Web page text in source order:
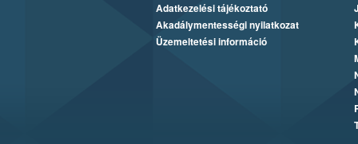
Adatkezelési tájékoztató
Akadálymentességi nyilatkozat
Üzemeltetési információ